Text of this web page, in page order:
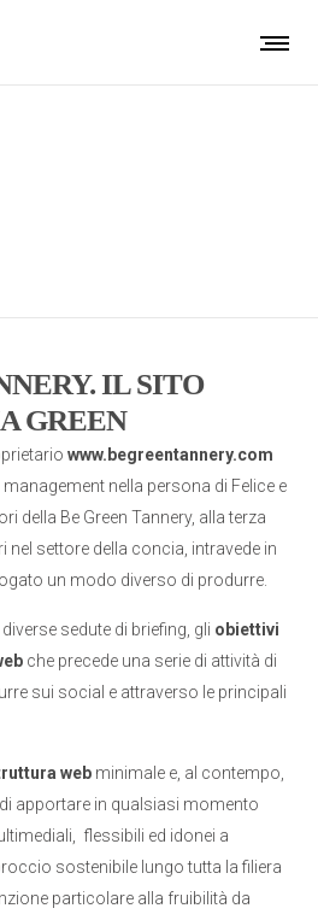
IL SITO
GREEN
www.begreentannery.com
nella persona di Felice e
della Be Green Tannery, alla terza
nel settore della concia, intravede in
un modo diverso di produrre.
sedute di briefing, gli obiettivi
che precede una serie di attività di
sui social e attraverso le principali
web minimale e, al contempo,
apportare in qualsiasi momento
flessibili ed idonei a
sostenibile lungo tutta la filiera
particolare alla fruibilità da